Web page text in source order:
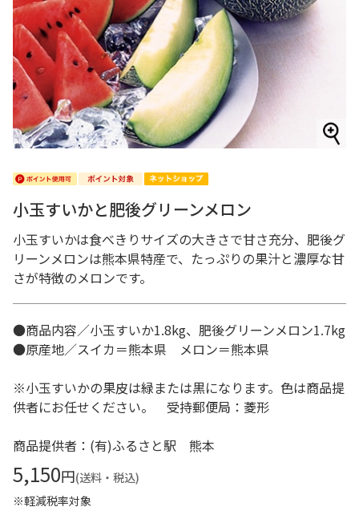
小玉すいかと肥後グリーンメロン
小玉すいかは食べきりサイズの大きさで甘さ充分、肥後グ
リーンメロンは熊本県特産で、たっぷりの果汁と濃厚な甘
さが特徴のメロンです。
●商品内容／小玉すいか1.8kg、肥後グリーンメロン1.7kg
●原産地／スイカ＝熊本県 メロン＝熊本県
※小玉すいかの果皮は緑または黒になります。色は商品提
供者にお任せください。 受持郵便局：菱形
商品提供者：(有)ふるさと駅 熊本
5,150円(送料・税込)
※軽減税率対象